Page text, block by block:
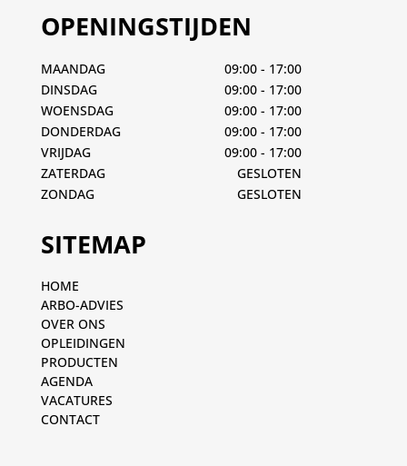
OPENINGSTIJDEN
MAANDAG
09:00 - 17:00
DINSDAG
09:00 - 17:00
WOENSDAG
09:00 - 17:00
DONDERDAG
09:00 - 17:00
VRIJDAG
09:00 - 17:00
ZATERDAG
GESLOTEN
ZONDAG
GESLOTEN
SITEMAP
HOME
ARBO-ADVIES
OVER ONS
OPLEIDINGEN
PRODUCTEN
AGENDA
VACATURES
CONTACT